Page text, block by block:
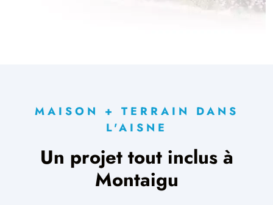
MAISON + TERRAIN DANS
L'AISNE
Un projet tout inclus à
Montaigu